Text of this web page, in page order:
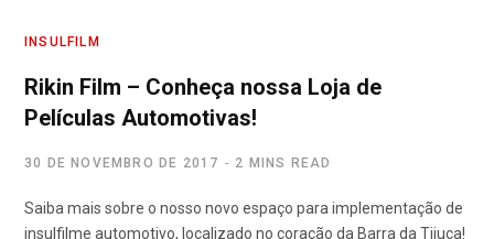
INSULFILM
Rikin Film – Conheça nossa Loja de
Películas Automotivas!
30 DE NOVEMBRO DE 2017 2 MINS READ
Saiba mais sobre o nosso novo espaço para implementação de
insulfilme automotivo, localizado no coração da Barra da Tijuca!